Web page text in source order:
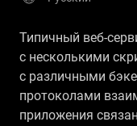
Типичный веб-
с несколькими
с различными
протоколами
приложения